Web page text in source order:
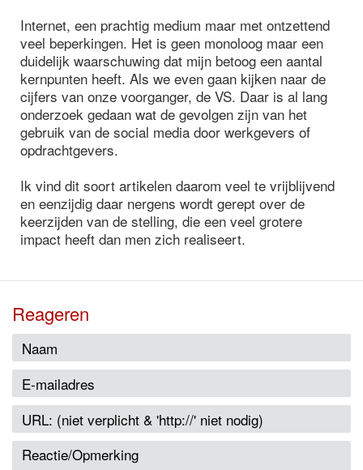
Internet, een prachtig medium maar met ontzettend
veel beperkingen. Het is geen monoloog maar een
duidelijk waarschuwing dat mijn betoog een aantal
kernpunten heeft. Als we even gaan kijken naar de
cijfers van onze voorganger, de VS. Daar is al lang
onderzoek gedaan wat de gevolgen zijn van het
gebruik van de social media door werkgevers of
opdrachtgevers.
Ik vind dit soort artikelen daarom veel te vrijblijvend
en eenzijdig daar nergens wordt gerept over de
keerzijden van de stelling, die een veel grotere
impact heeft dan men zich realiseert.
Reageren